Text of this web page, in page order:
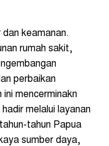
dan keamanan.
rumah sakit,
perbaikan
mencerminakn
melalui layanan
tahun Papua
sumber daya,